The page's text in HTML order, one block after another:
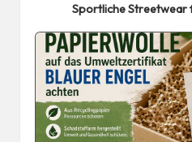
Sportliche Streetwear